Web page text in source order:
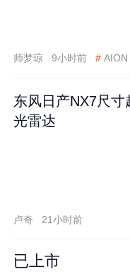
师梦琼 9小时前 # AION
东风日产NX7尺
光雷达
卢奇 21小时前
已上市